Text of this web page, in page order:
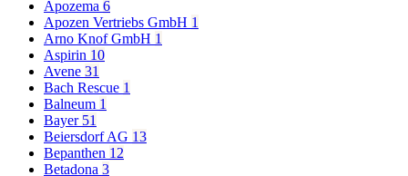
Apozema 6
Apozen Vertriebs GmbH 1
Arno Knof GmbH 1
Aspirin 10
Avene 31
Bach Rescue 1
Balneum 1
Bayer 51
Beiersdorf AG 13
Bepanthen 12
Betadona 3